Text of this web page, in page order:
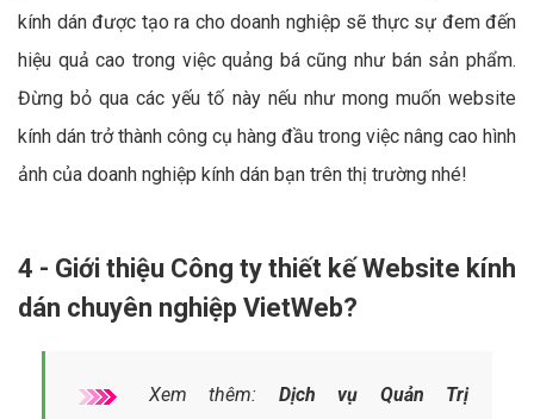
kính dán được tạo ra cho doanh nghiệp sẽ thực sự đem đến
hiệu quả cao trong việc quảng bá cũng như bán sản phẩm.
Đừng bỏ qua các yếu tố này nếu như mong muốn website
kính dán trở thành công cụ hàng đầu trong việc nâng cao hình
ảnh của doanh nghiệp kính dán bạn trên thị trường nhé!
4 - Giới thiệu Công ty thiết kế Website kính
dán chuyên nghiệp VietWeb?
Xem thêm: Dịch vụ Quản Trị